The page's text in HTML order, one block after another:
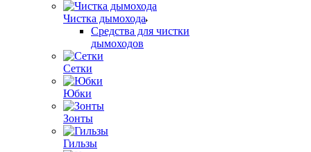
Чистка дымохода
Средства для чистки
дымоходов
Сетки
Юбки
Зонты
Гильзы